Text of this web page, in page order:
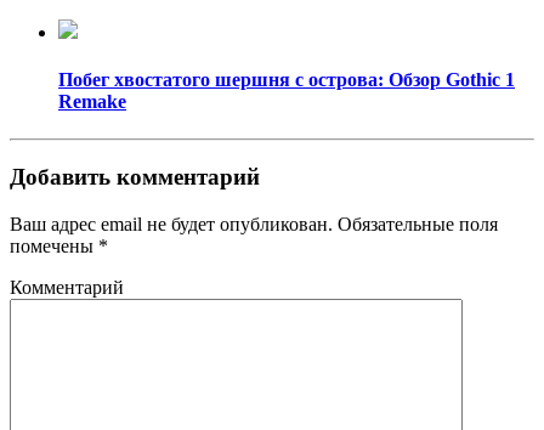
Побег хвостатого шершня с острова: Обзор Gothic 1
Remake
Добавить комментарий
Ваш адрес email не будет опубликован. Обязательные поля
помечены *
Комментарий